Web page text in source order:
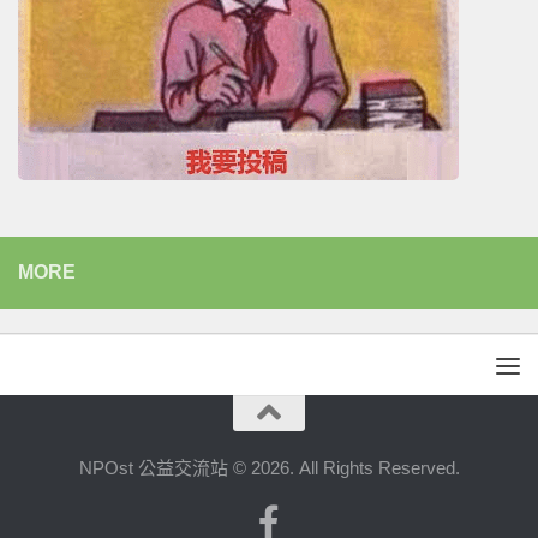
MORE
NPOst 公益交流站 © 2026. All Rights Reserved.